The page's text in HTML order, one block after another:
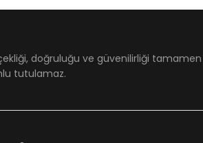
doğruluğu ve güvenilirliği
tutulamaz.